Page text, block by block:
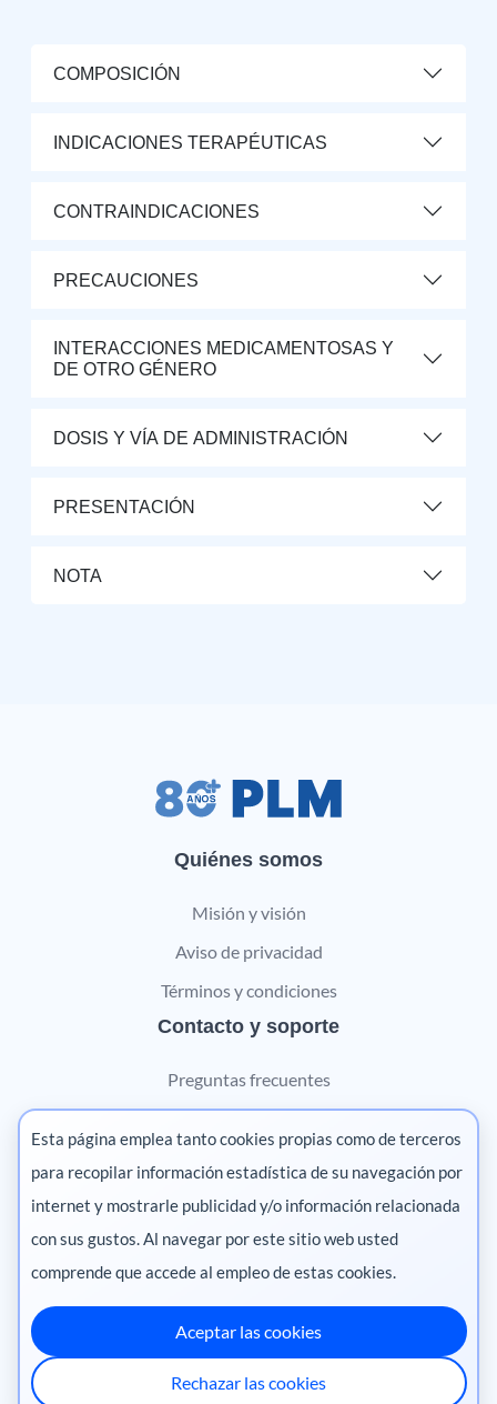
COMPOSICIÓN
INDICACIONES TERAPÉUTICAS
CONTRAINDICACIONES
PRECAUCIONES
INTERACCIONES MEDICAMENTOSAS Y
DE OTRO GÉNERO
DOSIS Y VÍA DE ADMINISTRACIÓN
PRESENTACIÓN
NOTA
Quiénes somos
Misión y visión
Aviso de privacidad
Términos y condiciones
Contacto y soporte
Preguntas frecuentes
Contáctanos
Marketing digital
Pharma
México
·
Ecuador·Perú·
Centroamérica
Chile
Esta página emplea tanto cookies propias como de terceros
para recopilar información estadística de su navegación por
internet y mostrarle publicidad y/o información relacionada
con sus gustos. Al navegar por este sitio web usted
comprende que accede al empleo de estas cookies.
Aceptar las cookies
Rechazar las cookies